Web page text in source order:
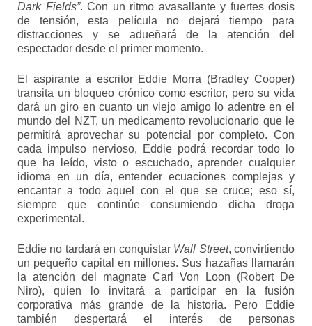
Dark Fields”. Con un ritmo avasallante y fuertes dosis
de tensión, esta película no dejará tiempo para
distracciones y se adueñará de la atención del
espectador desde el primer momento.
El aspirante a escritor Eddie Morra (Bradley Cooper)
transita un bloqueo crónico como escritor, pero su vida
dará un giro en cuanto un viejo amigo lo adentre en el
mundo del NZT, un medicamento revolucionario que le
permitirá aprovechar su potencial por completo. Con
cada impulso nervioso, Eddie podrá recordar todo lo
que ha leído, visto o escuchado, aprender cualquier
idioma en un día, entender ecuaciones complejas y
encantar a todo aquel con el que se cruce; eso sí,
siempre que continúe consumiendo dicha droga
experimental.
Eddie no tardará en conquistar Wall Street, convirtiendo
un pequeño capital en millones. Sus hazañas llamarán
la atención del magnate Carl Von Loon (Robert De
Niro), quien lo invitará a participar en la fusión
corporativa más grande de la historia. Pero Eddie
también despertará el interés de personas